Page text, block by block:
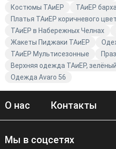
Костюмы ТАиЕР
ТАиЕР
Платья ТАиЕР коричневого
ТАиЕР в Набережных Челнах
Жакеты Пиджаки TAиЕР
ТАиЕР Мультисезонные
Верхняя одежда ТАиЕР, зелёный
Одежда Avaro 56
О нас Контакты
Мы в соцсетях